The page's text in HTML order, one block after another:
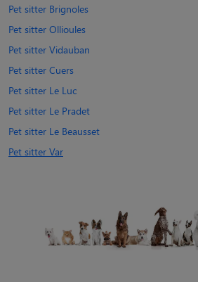
Pet sitter Brignoles
Pet sitter Ollioules
Pet sitter Vidauban
Pet sitter Cuers
Pet sitter Le Luc
Pet sitter Le Pradet
Pet sitter Le Beausset
Pet sitter Var